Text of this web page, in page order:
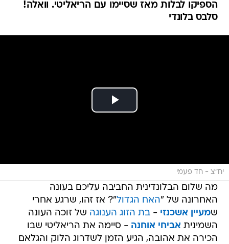
הספיקו לבלות מאז שסיימו עם הריאליטי. וואלה!
סלבס בלונדי
יח"צ - חד פעמי
מה שלום הבלונדינית החביבה עליכם בעונה
האחרונה של "האח הגדול"? אז זהו, שרגע אחרי
שמעיין אשכנזי -בת הזוג הענוגה של זוכה העונה
השמינית אביחי אוחנה - סיימה את הריאליטי שבו
הכירה את אהובה, הגיע הזמן לשדרוג הלוק והגלאם